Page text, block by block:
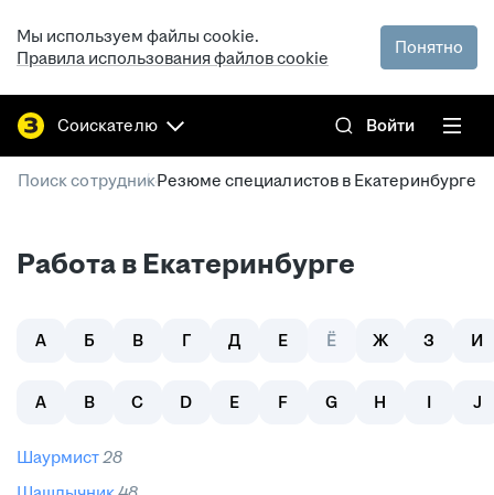
Мы используем файлы cookie.
Правила использования файлов cookie
Понятно
Соискателю Войти
Поиск сотрудников в Екатеринбурге
/ Резюме специалистов в Екатеринбурге
Работа в Екатеринбурге
А Б В Г Д Е Ё Ж З И
A B C D E F G H I J
шаурмист 28